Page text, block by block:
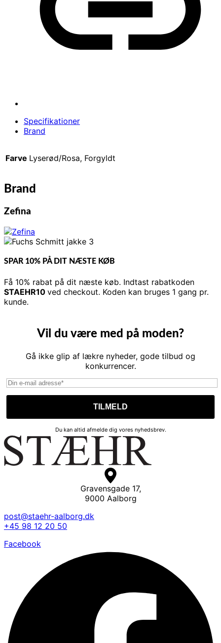
Specifikationer
Brand
Farve Lyserød/Rosa, Forgyldt
Brand
Zefina
SPAR 10% PÅ DIT NÆSTE KØB
Få 10% rabat på dit næste køb. Indtast rabatkoden
STAEHR10 ved checkout. Koden kan bruges 1 gang pr.
kunde.
Vil du være med på moden?
Gå ikke glip af lækre nyheder, gode tilbud og
konkurrencer.
Du kan altid afmelde dig vores nyhedsbrev.
Gravensgade 17,
9000 Aalborg
post@staehr-aalborg.dk
+45 98 12 20 50
Facebook